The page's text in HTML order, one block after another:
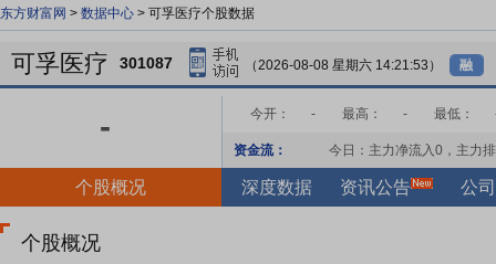
东方财富网 > 数据中心 > 可孚医疗个股数据
可孚医疗 301087 （2026-08-08 星期六 14:21:53） 融
- 今开： - 最高： - 最低：
资金流： 今日：主力净流入0 ，主力
个股概况 深度数据 资讯公告 公
个股概况